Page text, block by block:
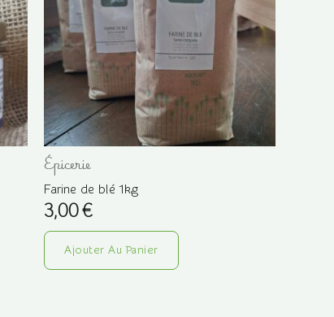
Épicerie
Farine de blé 1kg
3,00€
Ajouter Au Panier